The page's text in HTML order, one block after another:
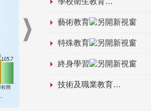
藝術教育
特殊教育
終身學習
技術及職業教育